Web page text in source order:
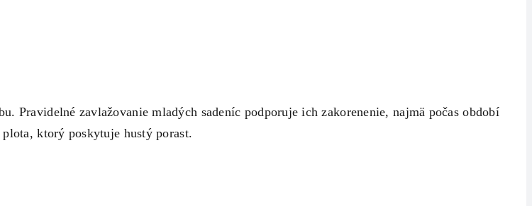
Pravidelné zavlažovanie mladých sadeníc podporuje ich zakorenenie, najmä počas období
ktorý poskytuje hustý porast.